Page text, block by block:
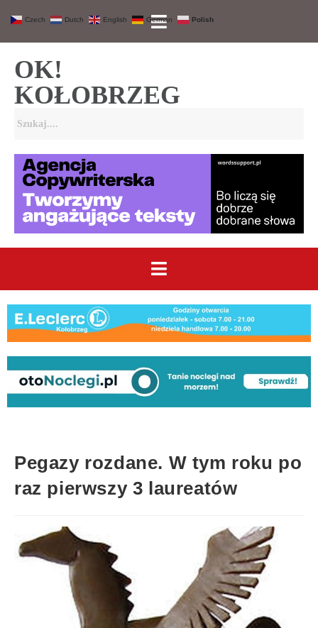
OK!
KOŁOBRZEG
Pegazy rozdane. W tym roku po
raz pierwszy 3 laureatów
Czech Dutch English German Polish